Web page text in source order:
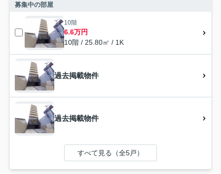
募集中の部屋
10階
6.6万円
10階 / 25.80㎡ / 1K
過去掲載物件
過去掲載物件
すべて見る（全5戸）